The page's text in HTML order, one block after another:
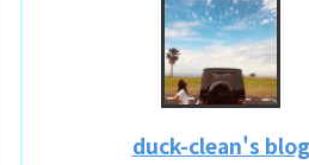
duck-clean's blog